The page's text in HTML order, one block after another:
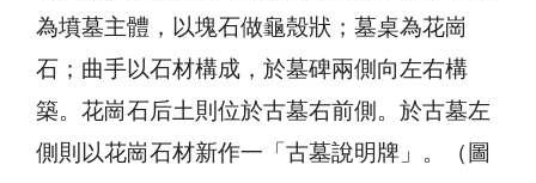
為墳墓主體，以塊石做龜殼狀；墓桌為花崗
石；曲手以石材構成，於墓碑兩側向左右構
築。花崗石后土則位於古墓右前側。於古墓左
側則以花崗石材新作一「古墓說明牌」。（圖